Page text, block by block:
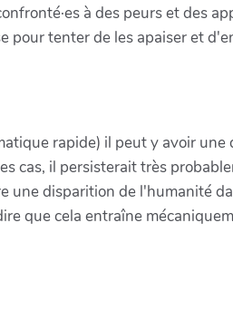
à des peurs et des
pour tenter de les apaiser et
rapide) il peut y avoir
cas, il persisterait très
une disparition de l'humanité
que cela entraîne